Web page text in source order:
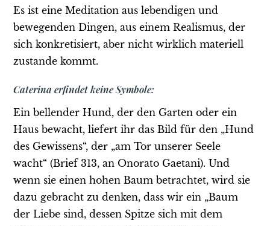
Es ist eine Meditation aus lebendigen und
bewegenden Dingen, aus einem Realismus, der
sich konkretisiert, aber nicht wirklich materiell
zustande kommt.
Caterina erfindet keine Symbole:
Ein bellender Hund, der den Garten oder ein
Haus bewacht, liefert ihr das Bild für den „Hund
des Gewissens“, der „am Tor unserer Seele
wacht“ (Brief 313, an Onorato Gaetani). Und
wenn sie einen hohen Baum betrachtet, wird sie
dazu gebracht zu denken, dass wir ein „Baum
der Liebe sind, dessen Spitze sich mit dem